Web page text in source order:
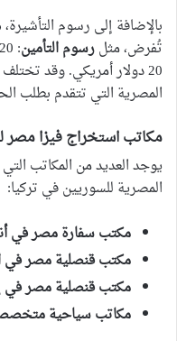
بالإضافة إلى رسوم
تُفرض، مثلرسوم التأمين: 20 دولار أمريكي، و
20 دولار أمريكي. وقد
المصرية التي تتقدم بطلب
مكاتب استخراج فيزا مصر
يوجد العديد من المكاتب
المصرية للسوريين في تركيا:
مكتب سفارة مصر في
مكتب قنصلية مصر في
مكتب قنصلية مصر في
مكاتب سياحية